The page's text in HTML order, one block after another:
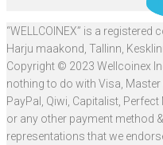
“WELLCOINEX” is a
Harju maakond, Tallinn,
Copyright © 2023 Wellcoinex
nothing to do with Visa, Master
PayPal, Qiwi, Capitalist,
or any other payment method
representations that we